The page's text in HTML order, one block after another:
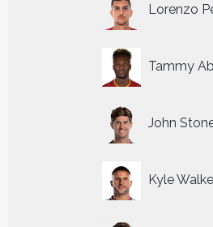
Lorenzo
Tammy
John
Kyle